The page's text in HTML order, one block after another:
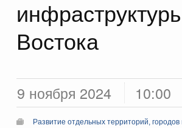
Востока
9 ноября 2024 10:00
Развитие отдельных территорий,
Культура
Государство
Государственные программы